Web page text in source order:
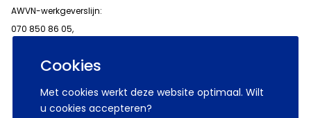
Cookies
Met cookies werkt deze website optimaal. Wilt
u cookies accepteren?
AWVN-werkgeverslijn:
070 850 86 05,
© 2026 AWVN